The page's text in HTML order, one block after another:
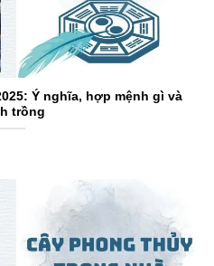
Ý nghĩa, hợp mệnh gì và
trồng